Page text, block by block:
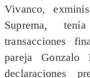
Vivanco,
Suprema,
transacciones
pareja Gonzalo
declaraciones